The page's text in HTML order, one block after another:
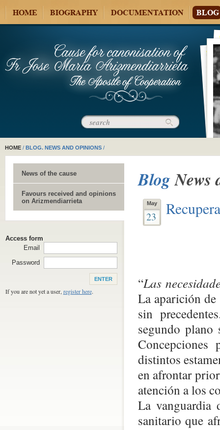
HOME BIOGRAPHY DOCUMENTATION BLOG
HOME/ BLOG. NEWS AND OPINIONS/
News of the cause
Favours received and opinions
on Arizmendiarrieta
Access form
Email
Password
If you are not yet a user, register here.
BlogNews
May
23
“Las
La aparición
sin
segundo
Concepciones
distintos
en afrontar
atención a los
La vanguardia
sanitario que